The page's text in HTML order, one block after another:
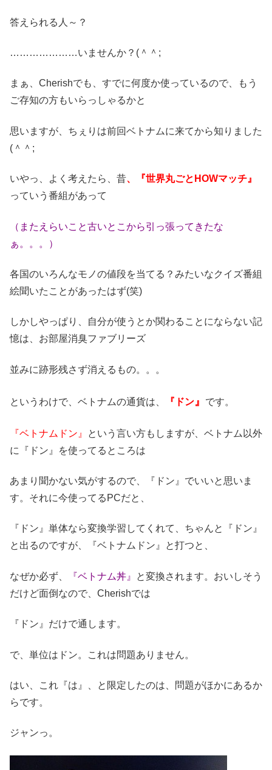
答えられる人～？
…………………いませんか？(＾＾;
まぁ、Cherishでも、すでに何度か使っているので、もう
ご存知の方もいらっしゃるかと
思いますが、ちぇりは前回ベトナムに来てから知りました
(＾＾;
いやっ、よく考えたら、昔、『世界丸ごとHOWマッチ』
っていう番組があって
（またえらいこと古いとこから引っ張ってきたな
ぁ。。。）
各国のいろんなモノの値段を当てる？みたいなクイズ番組
絵聞いたことがあったはず(笑)
しかしやっぱり、自分が使うとか関わることにならない記
憶は、お部屋消臭ファブリーズ
並みに跡形残さず消えるもの。。。
というわけで、ベトナムの通貨は、 『ドン』 です。
『ベトナムドン』
という言い方もしますが、ベトナム以外
に『ドン』を使ってるところは
あまり聞かない気がするので、『ドン』でいいと思いま
す。それに今使ってるPCだと、
『ドン』単体なら変換学習してくれて、ちゃんと『ドン』
と出るのですが、『ベトナムドン』と打つと、
なぜか必ず、 『ベトナム丼』
と変換されます。おいしそう
だけど面倒なので、Cherishでは
『ドン』だけで通します。
で、単位はドン。これは問題ありません。
はい、これ『は』、と限定したのは、問題がほかにあるか
らです。
ジャンっ。